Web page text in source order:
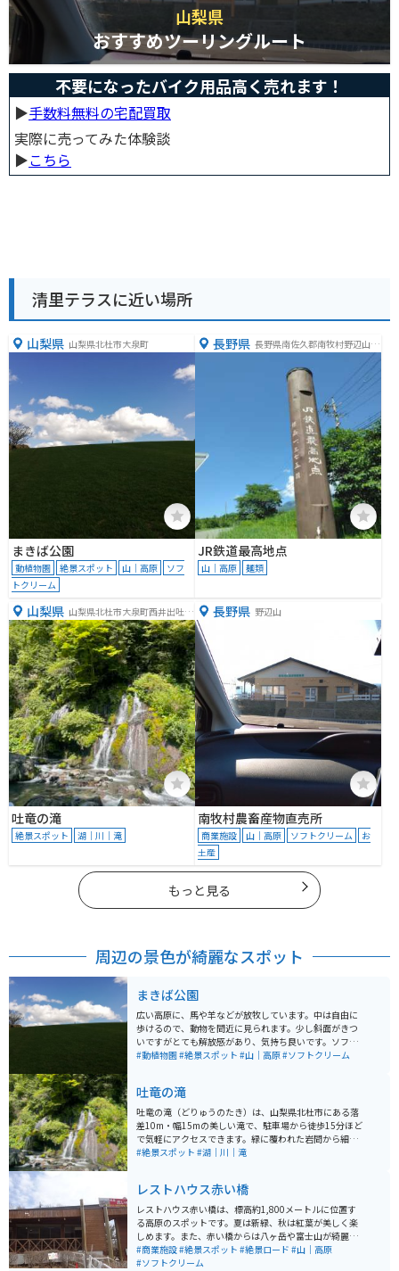
山梨県
おすすめツーリングルート
不要になったバイク用品高く売れます！
▶︎手数料無料の宅配買取
実際に売ってみた体験談
▶︎こちら
清里テラスに近い場所
山梨県 山梨県北杜市大泉町
まきば公園
動植物園 絶景スポット 山｜高原
ソフ
トクリーム
長野県 長野県南佐久郡南牧村野辺山２
JR鉄道最高地点
山｜高原 麺類
山梨県 山梨県北杜市大泉町西井出吐竜
の滝
吐竜の滝
絶景スポット 湖｜川｜滝
長野県 野辺山
南牧村農畜産物直売所
商業施設 山｜高原 ソフトクリーム
お
土産
もっと見る
周辺の景色が綺麗なスポット
まきば公園
広い高原に、馬や羊などが放牧しています。中は自由に
歩けるので、動物を間近に見られます。少し斜面がきつ
いですがとても解放感があり、気持ち良いです。ソフト
クリームが牛乳が濃くとても美味しいです。レストラン
#動植物園#絶景スポット #山｜高原#ソフトクリーム
吐竜の滝
吐竜の滝（どりゅうのたき）は、山梨県北杜市にある落
差10m・幅15mの美しい滝で、駐車場から徒歩15分ほど
で気軽にアクセスできます。緑に覆われた岩間から細い
流れが幾重にも落ちる姿は神秘的で、「竜が吐く滝」の
がら自然散策が楽しめます。 さらに進めば、紅葉で有名
な東沢大橋（赤い橋）へも通じ、半日ほどのハイキング
にも最適。道は比較的歩きやすく、バイクで訪れる場合
も駐車しやすいポイントがあり、ツーリング途中の立ち
寄りにもおすすめです。
#絶景スポット #湖｜川｜滝
レストハウス赤い橋
レストハウス赤い橋は、標高約1,800メートルに位置す
る高原のスポットです。夏は新緑、秋は紅葉が美しく楽
しめます。また、赤い橋からは八ヶ岳や富士山が綺麗に
見えるため、橋下を上空から眺めることができる貴重な
スポットです。 レストハウス赤い橋では、有名なソフト
#商業施設#絶景スポット #絶景ロード #山｜高原
#ソフトクリーム